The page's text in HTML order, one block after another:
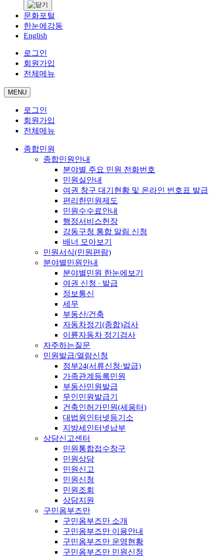
문화포털
한눈에강동
English
로그인
회원가입
전체메뉴
MENU
로그인
회원가입
전체메뉴
종합민원
종합민원안내
분야별 주요 민원 전화번호
민원실안내
여권 창구 대기현황 및 온라인 번호표 발급
편리한민원제도
민원수수료안내
행정서비스헌장
강동구청 통합 알림 신청
배너 모아보기
민원서식(민원편람)
분야별민원안내
분야별민원 한눈에보기
여권 신청 ∙ 발급
정보통신
세무
부동산/건축
자동차정기(종합)검사
이륜자동차 정기검사
자주하는질문
민원발급/열람신청
정부24(서류신청·발급)
가족관계등록민원
부동산민원발급
무인민원발급기
건축인허가민원(세움터)
대법원인터넷등기소
지방세인터넷납부
상담신고센터
민원통합접수창구
민원상담
민원신고
민원신청
민원조회
상담지원
구민옴부즈만
구민옴부즈만 소개
구민옴부즈만 이용안내
구민옴부즈만 운영현황
구민옴부즈만 민원신청